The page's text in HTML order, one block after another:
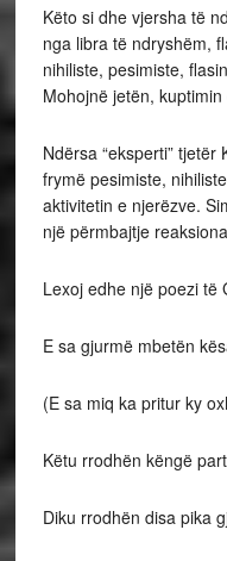
Këto si dhe vjersha të
nga libra të ndryshëm,
nihiliste, pesimiste,
Mohojnë jetën,
Ndërsa “eksperti”
frymë pesimiste,
aktivitetin e njerëzve.
një përmbajtje
Lexoj edhe një poezi të
E sa gjurmë mbetën
(E sa miq ka pritur ky
Këtu rrodhën këngë
Diku rrodhën disa pika